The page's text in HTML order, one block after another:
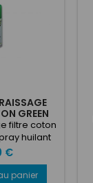
GREEN
filtre coton
huilant
Ce spray
les filtre
apres le
€
panier